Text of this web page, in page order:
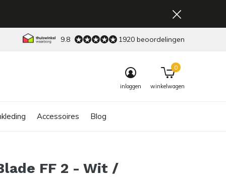
Accessoires Blog
inloggen winkelwagen
0
9.8 1920 beoordelingen
FF 2 - Wit /